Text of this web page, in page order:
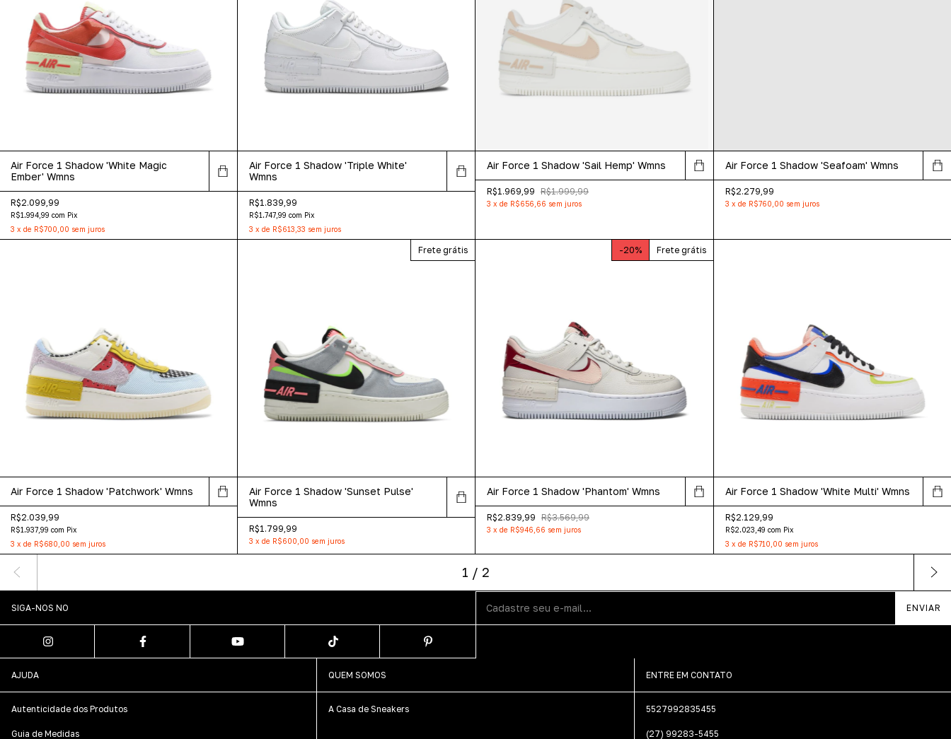
Air Force 1 Shadow 'White Magic
Ember' Wmns
R$2.099,99
R$1.994,99 com Pix
3 x de R$700,00 sem juros
Air Force 1 Shadow 'Triple White'
Wmns
R$1.839,99
R$1.747,99 com Pix
3 x de R$613,33 sem juros
Air Force 1 Shadow 'Sail Hemp' Wmns
R$1.969,99 R$1.999,99
3 x de R$656,66 sem juros
Air Force 1 Shadow 'Seafoam' Wmns
R$2.279,99
3 x de R$760,00 sem juros
Air Force 1 Shadow 'Patchwork' Wmns
R$2.039,99
R$1.937,99 com Pix
3 x de R$680,00 sem juros
Frete grátis
Air Force 1 Shadow 'Sunset Pulse'
Wmns
R$1.799,99
3 x de R$600,00 sem juros
-20% Frete grátis
Air Force 1 Shadow 'Phantom' Wmns
R$2.839,99 R$3.569,99
3 x de R$946,66 sem juros
Air Force 1 Shadow 'White Multi' Wmns
R$2.129,99
R$2.023,49 com Pix
3 x de R$710,00 sem juros
1 / 2
SIGA-NOS NO
AJUDA
Autenticidade dos Produtos
Guia de Medidas
QUEM SOMOS
A Casa de Sneakers
ENTRE EM CONTATO
5527992835455
(27) 99283-5455